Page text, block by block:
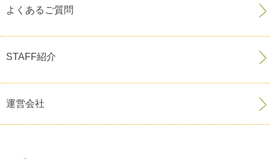
よくあるご質問
STAFF紹介
運営会社